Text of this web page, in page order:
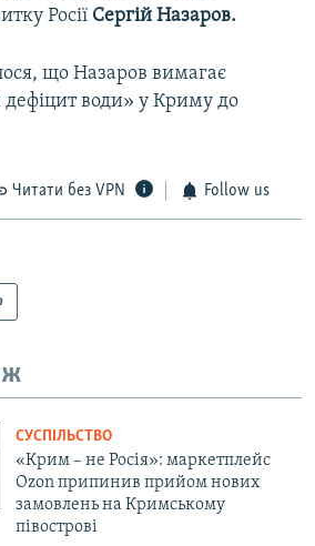
Росії Сергій Назаров.
що Назаров вимагає
дефіцит води» у Криму до
Читати без VPN Follow us
СУСПІЛЬСТВО
«Крим – не Росія»: маркетплейс
Ozon припинив прийом нових
замовлень на Кримському
півострові